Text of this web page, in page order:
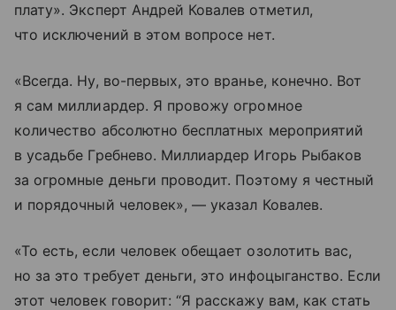
плату». Эксперт Андрей Ковалев отметил,
что исключений в этом вопросе нет.
«Всегда. Ну, во-первых, это вранье, конечно. Вот
я сам миллиардер. Я провожу огромное
количество абсолютно бесплатных мероприятий
в усадьбе Гребнево. Миллиардер Игорь Рыбаков
за огромные деньги проводит. Поэтому я честный
и порядочный человек», — указал Ковалев.
«То есть, если человек обещает озолотить вас,
но за это требует деньги, это инфоцыганство. Если
этот человек говорит: “Я расскажу вам, как стать